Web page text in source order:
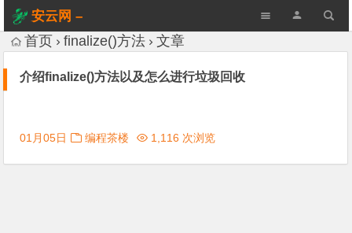
安云网 –
AnYun.ORG
首页 finalize()方法 文章
介绍finalize()方法以及怎么进行垃圾回收
01月05日 编程茶楼 1,116 次浏览